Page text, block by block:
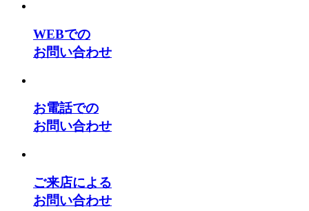
WEBでの
お問い合わせ
お電話での
お問い合わせ
ご来店による
お問い合わせ